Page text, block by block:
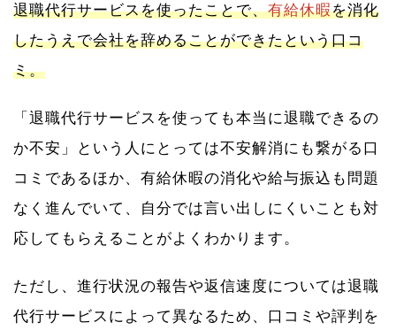
退職代行サービスを使ったことで、有給休暇を消化
したうえで会社を辞めることができたという口コ
ミ。
「退職代行サービスを使っても本当に退職できるの
か不安」という人にとっては不安解消にも繋がる口
コミであるほか、有給休暇の消化や給与振込も問題
なく進んでいて、自分では言い出しにくいことも対
応してもらえることがよくわかります。
ただし、進行状況の報告や返信速度については退職
代行サービスによって異なるため、口コミや評判を